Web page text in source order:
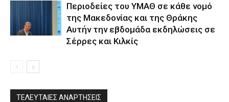
Περιοδείες του ΥΜΑΘ σε κάθε νομό
της Μακεδονίας και της Θράκης
Αυτήν την εβδομάδα εκδηλώσεις σε
Σέρρες και Κιλκίς
ΤΕΛΕΥΤΑΙΕΣ ΑΝΑΡΤΗΣΕΙΣ